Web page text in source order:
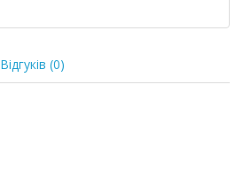
Відгуків (0)